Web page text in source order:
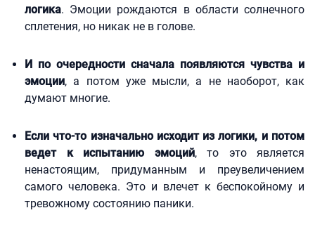
логика. Эмоции рождаются в области солнечного
сплетения, но никак не в голове.
И по очередности сначала появляются чувства и
эмоции, а потом уже мысли, а не наоборот, как
думают многие.
Если что-то изначально исходит из логики, и потом
ведет к испытанию эмоций, то это является
ненастоящим, придуманным и преувеличением
самого человека. Это и влечет к беспокойному и
тревожному состоянию паники.